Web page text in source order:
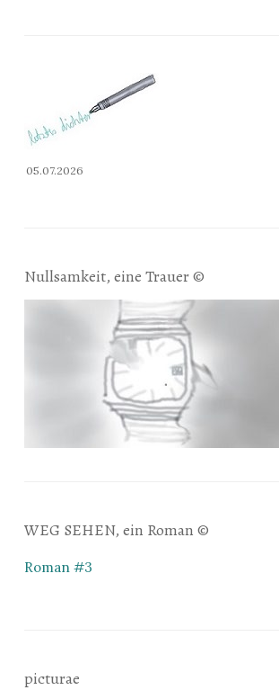
05.07.2026
Nullsamkeit, eine Trauer ©
WEG SEHEN, ein Roman ©
Roman #3
picturae